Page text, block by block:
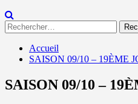
Rechercher :
Accueil
SAISON 09/10 – 19ÈME
SAISON 09/10 –